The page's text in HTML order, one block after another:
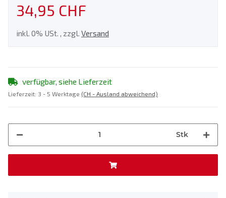
34,95 CHF
inkl. 0% USt. , zzgl. Versand
verfügbar, siehe Lieferzeit
Lieferzeit: 3 - 5 Werktage (CH - Ausland abweichend)
Stk